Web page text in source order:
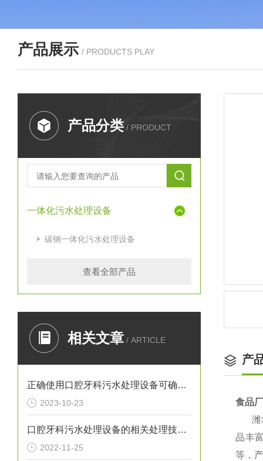
产品展示 / PRODUCTS PLAY
产品分类 / PRODUCT
一体化污水处理设备
碳钢一体化污水处理设备
查看全部产品
相关文章 / ARTICLE
正确使用口腔牙科污水处理设备可确保处理效果
2023-10-23
口腔牙科污水处理设备的相关处理技术介绍
2022-11-25
产
食品
品丰
等，